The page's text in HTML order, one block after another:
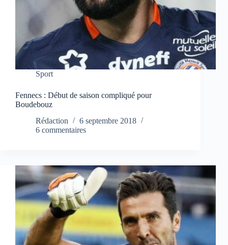
Sport
Fennecs : Début de saison compliqué pour
Boudebouz
Rédaction
6 septembre 2018
6 commentaires